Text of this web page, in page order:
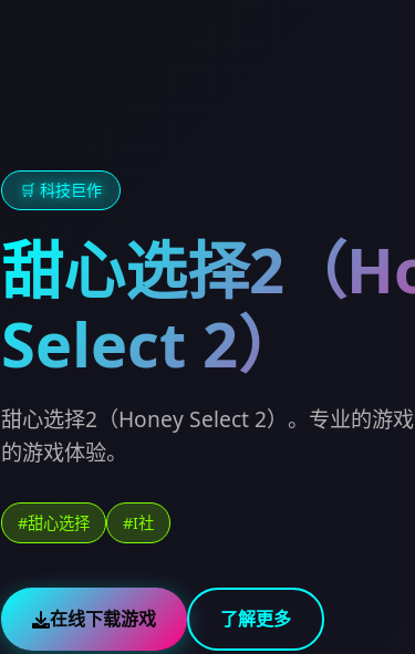
🛒 科技巨作
甜心选择2（
Select 2）
甜心选择2（Honey Select 2）。专业的游
的游戏体验。
#甜心选择 #I社
在线下载游戏 了解更多